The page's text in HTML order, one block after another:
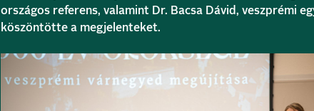
országos referens, valamint Dr. Bacsa Dávid, veszprémi
köszöntötte a megjelenteket.